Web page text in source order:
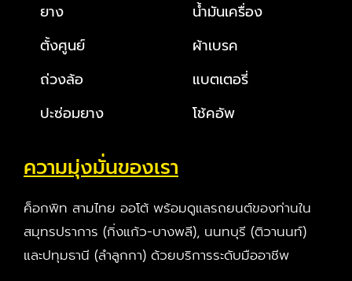
ยาง
ตั้งศูนย์
ถ่วงล้อ
ปะซ่อมยาง
น้ำมันเครื่อง
ผ้าเบรค
แบตเตอรี่
โช้คอัพ
ความมุ่งมั่นของเรา
ค็อกพิท สามไทย ออโต้ พร้อมดูแลรถยนต์ของท่านใน
สมุทรปราการ (กิ่งแก้ว-บางพลี), นนทบุรี (ติวานนท์)
และปทุมธานี (ลำลูกกา) ด้วยบริการระดับมืออาชีพ